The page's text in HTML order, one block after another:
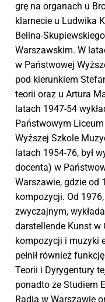
grę na organach u
klarnecie u Ludwika
Belina-
Warszawskim. W
w Państwowej
pod kierunkiem
teorii oraz u Artura
latach 1947-54
Państwowym
Wyższej Szkole
latach 1954-76, był
docenta) w
Warszawie, gdzie od
kompozycji. Od
zwyczajnym,
darstellende Kunst w
kompozycji i muzyki
pełnił również
Teorii i Dyrygentury
ponadto ze Studiem
Radia w Warszawie